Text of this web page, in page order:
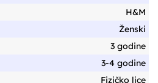
H&M
Ženski
3 godine
3-4 godine
Fizičko lice